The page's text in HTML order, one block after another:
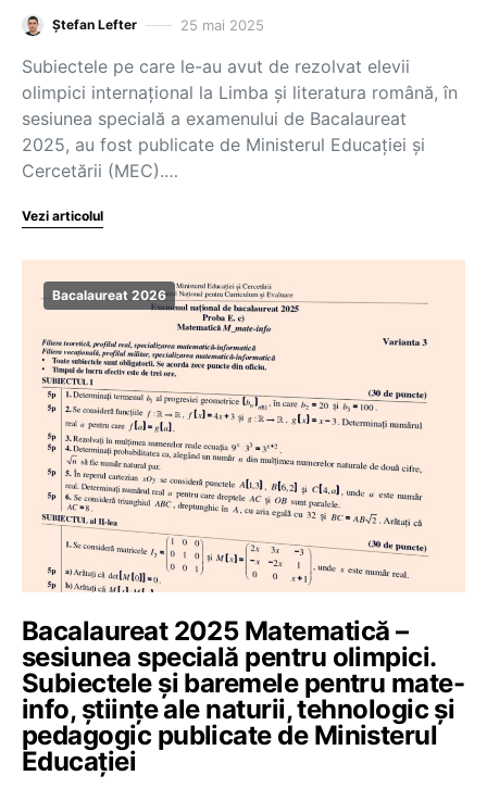
Ștefan Lefter 25 mai 2025
Subiectele pe care le-au avut de rezolvat elevii
olimpici internațional la Limba și literatura română, în
sesiunea specială a examenului de Bacalaureat
2025, au fost publicate de Ministerul Educației și
Cercetării (MEC).…
Vezi articolul
Bacalaureat 2026
Bacalaureat 2025 Matematică –
sesiunea specială pentru olimpici.
Subiectele și baremele pentru mate-
info, științe ale naturii, tehnologic și
pedagogic publicate de Ministerul
Educației